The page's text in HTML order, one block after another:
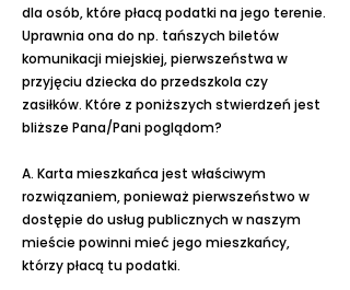
dla osób, które płacą podatki na jego terenie.
Uprawnia ona do np. tańszych biletów
komunikacji miejskiej, pierwszeństwa w
przyjęciu dziecka do przedszkola czy
zasiłków. Które z poniższych stwierdzeń jest
bliższe Pana/Pani poglądom?
A. Karta mieszkańca jest właściwym
rozwiązaniem, ponieważ pierwszeństwo w
dostępie do usług publicznych w naszym
mieście powinni mieć jego mieszkańcy,
którzy płacą tu podatki.